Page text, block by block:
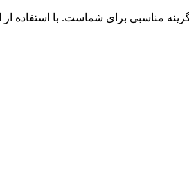
مناسبی برای شماست. با استفاده از